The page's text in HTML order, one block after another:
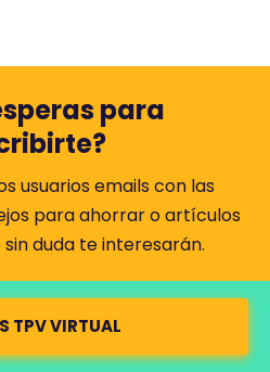
TPV VIRTUAL
para
usuarios emails con las
para ahorrar o artículos
duda te interesarán.